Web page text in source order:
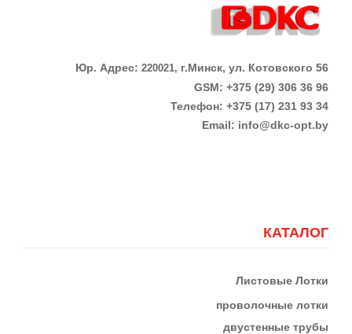
Юр. Адрес: 220021, г.Минск, ул. Котовского 56
GSM: +375 (29) 306 36 96
Телефон: +375 (17) 231 93 34
Email: info@dkc-opt.by
КАТАЛОГ
Листовые Лотки
проволочные лотки
двустенные трубы